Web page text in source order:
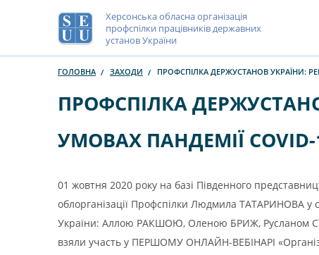
Херсонська обласна організація
профспілки працівників державних
установ України
ГОЛОВНА ЗАХОДИ ПРОФСПІЛКА ДЕРЖУСТАНОВ УКРАЇНИ:
ПРОФСПІЛКА
УМОВАХ ПАНДЕМІЇ COVID-
01 жовтня 2020 року на базі Південного
облорганізації Профспілки Людмила ТАТАРИНОВА у
України: Аллою РАКШОЮ, Оленою БРИЖ, Русланом
взяли участь у ПЕРШОМУ ОНЛАЙН-ВЕБІНАРІ